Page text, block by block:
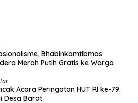
Bhabinkamtibmas
Merah Putih Gratis ke Warga
Acara Peringatan HUT RI ke-79:
Desa Barat